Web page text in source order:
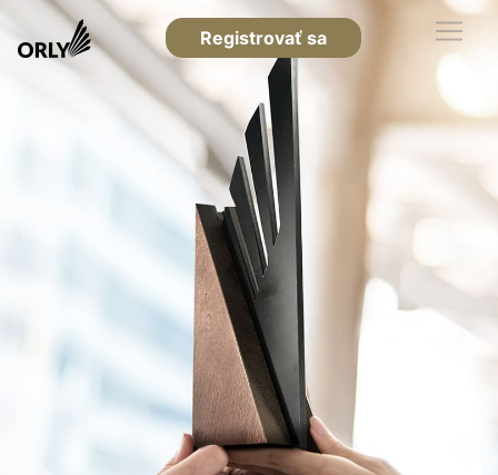
Registrovať sa